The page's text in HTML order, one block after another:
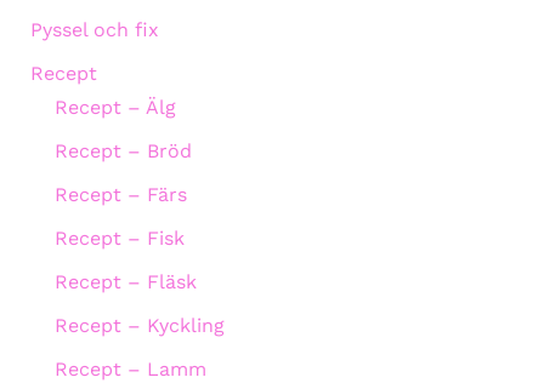
Pyssel och fix
Recept
Recept – Älg
Recept – Bröd
Recept – Färs
Recept – Fisk
Recept – Fläsk
Recept – Kyckling
Recept – Lamm